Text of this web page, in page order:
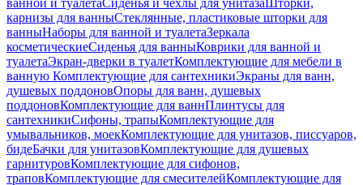
ванной и туалетаСиденья и чехлы для унитазаШторки,
карнизы для ванныСтеклянные, пластиковые шторки для
ванныНаборы для ванной и туалетаЗеркала
косметическиеСиденья для ванныКоврики для ванной и
туалетаЭкран-дверки в туалетКомплектующие для мебели в
ванную Комплектующие для сантехникиЭкраны для ванн,
душевых поддоновОпоры для ванн, душевых
поддоновКомплектующие для ваннПлинтусы для
сантехникиСифоны, трапыКомплектующие для
умывальников, моекКомплектующие для унитазов, писсуаров,
бидеБачки для унитазовКомплектующие для душевых
гарнитуровКомплектующие для сифонов,
траповКомплектующие для смесителейКомплектующие для